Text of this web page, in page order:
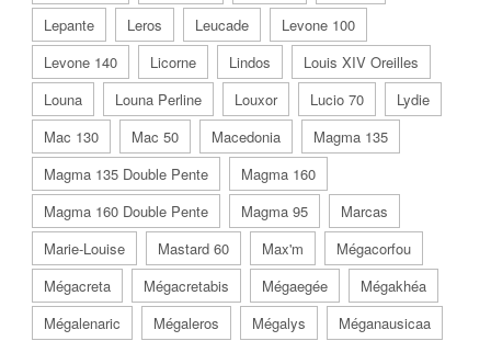
Lepante
Leros Leucade
Levone 100
Levone 140
Licorne Lindos
Louis XIV Oreilles
Louna
Louna Perline Louxor Lucio 70
Lydie
Mac 130
Mac 50 Macedonia
Magma 135
Magma 135 Double Pente
Magma 160
Magma 160 Double Pente
Magma 95
Marcas
Marie-Louise
Mastard 60 Max'm
Mégacorfou
Mégacreta
Mégacretabis Mégaegée
Mégakhéa
Mégalenaric
Mégaleros Mégalys
Méganausicaa